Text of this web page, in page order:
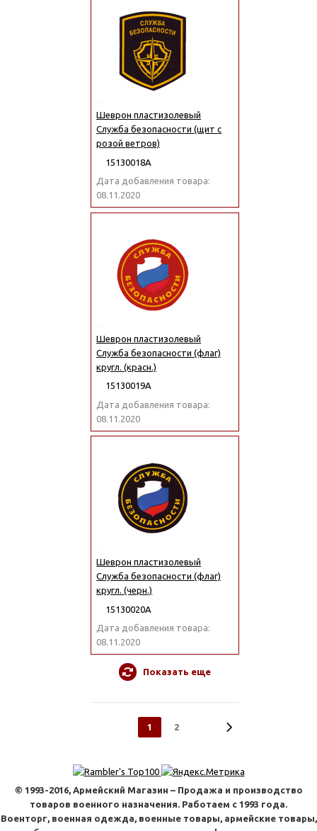
Шеврон пластизолевый
Служба безопасности (щит с
розой ветров)
15130018А
Дата добавления товара:
08.11.2020
Шеврон пластизолевый
Служба безопасности (флаг)
кругл. (красн.)
15130019А
Дата добавления товара:
08.11.2020
Шеврон пластизолевый
Служба безопасности (флаг)
кругл. (черн.)
15130020А
Дата добавления товара:
08.11.2020
Показать еще
1 2
© 1993-2016, Армейский Магазин – Продажа и производство
товаров военного назначения. Работаем с 1993 года.
Военторг, военная одежда, военные товары, армейские товары,